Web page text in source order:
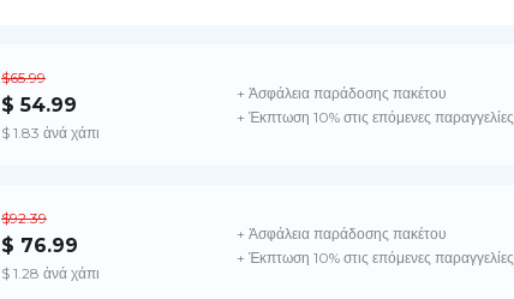
$65.99
$ 54.99
$ 1.83 ἀνά χάπι
+ Ἀσφάλεια παράδοσης πακέτου
+ Έκπτωση 10% στις επόμενες παραγγελίες
$92.39
$ 76.99
$ 1.28 ἀνά χάπι
+ Ἀσφάλεια παράδοσης πακέτου
+ Έκπτωση 10% στις επόμενες παραγγελίες